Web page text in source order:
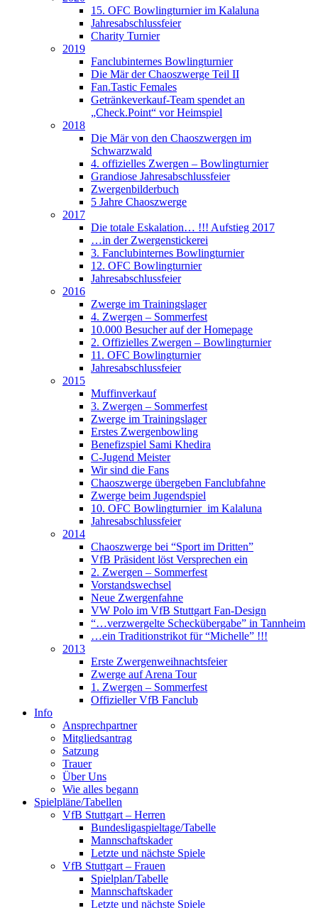
15. OFC Bowlingturnier im Kalaluna
Jahresabschlussfeier
Charity Turnier
2019
Fanclubinternes Bowlingturnier
Die Mär der Chaoszwerge Teil II
Fan.Tastic Females
Getränkeverkauf-Team spendet an
„Check.Point“ vor Heimspiel
2018
Die Mär von den Chaoszwergen im
Schwarzwald
4. offizielles Zwergen – Bowlingturnier
Grandiose Jahresabschlussfeier
Zwergenbilderbuch
5 Jahre Chaoszwerge
2017
Die totale Eskalation… !!! Aufstieg 2017
…in der Zwergenstickerei
3. Fanclubinternes Bowlingturnier
12. OFC Bowlingturnier
Jahresabschlussfeier
2016
Zwerge im Trainingslager
4. Zwergen – Sommerfest
10.000 Besucher auf der Homepage
2. Offizielles Zwergen – Bowlingturnier
11. OFC Bowlingturnier
Jahresabschlussfeier
2015
Muffinverkauf
3. Zwergen – Sommerfest
Zwerge im Trainingslager
Erstes Zwergenbowling
Benefizspiel Sami Khedira
C-Jugend Meister
Wir sind die Fans
Chaoszwerge übergeben Fanclubfahne
Zwerge beim Jugendspiel
10. OFC Bowlingturnier im Kalaluna
Jahresabschlussfeier
2014
Chaoszwerge bei “Sport im Dritten”
VfB Präsident löst Versprechen ein
2. Zwergen – Sommerfest
Vorstandswechsel
Neue Zwergenfahne
VW Polo im VfB Stuttgart Fan-Design
“…verzwergelte Scheckübergabe” in Tannheim
…ein Traditionstrikot für “Michelle” !!!
2013
Erste Zwergenweihnachtsfeier
Zwerge auf Arena Tour
1. Zwergen – Sommerfest
Offizieller VfB Fanclub
Info
Ansprechpartner
Mitgliedsantrag
Satzung
Trauer
Über Uns
Wie alles begann
Spielpläne/Tabellen
VfB Stuttgart – Herren
Bundesligaspieltage/Tabelle
Mannschaftskader
Letzte und nächste Spiele
VfB Stuttgart – Frauen
Spielplan/Tabelle
Mannschaftskader
Letzte und nächste Spiele